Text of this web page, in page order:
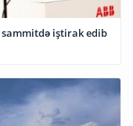
iştirak edib